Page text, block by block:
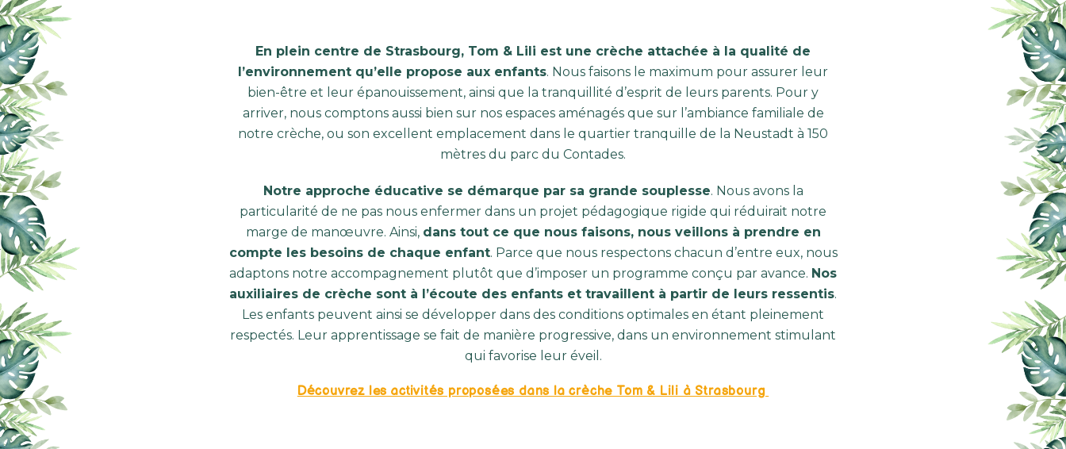
En plein centre de Strasbourg, Tom & Lili est une crèche attachée à la qualité de
l’environnement qu’elle propose aux enfants. Nous faisons le maximum pour assurer leur
bien-être et leur épanouissement, ainsi que la tranquillité d’esprit de leurs parents. Pour y
arriver, nous comptons aussi bien sur nos espaces aménagés que sur l’ambiance familiale de
notre crèche, ou son excellent emplacement dans le quartier tranquille de la Neustadt à 150
mètres du parc du Contades.
Notre approche éducative se démarque par sa grande souplesse. Nous avons la
particularité de ne pas nous enfermer dans un projet pédagogique rigide qui réduirait notre
marge de manœuvre. Ainsi, dans tout ce que nous faisons, nous veillons à prendre en
compte les besoins de chaque enfant. Parce que nous respectons chacun d’entre eux, nous
adaptons notre accompagnement plutôt que d’imposer un programme conçu par avance. Nos
auxiliaires de crèche sont à l’écoute des enfants et travaillent à partir de leurs ressentis.
Les enfants peuvent ainsi se développer dans des conditions optimales en étant pleinement
respectés. Leur apprentissage se fait de manière progressive, dans un environnement stimulant
qui favorise leur éveil.
Découvrez les activités proposées dans la crèche Tom & Lili à Strasbourg